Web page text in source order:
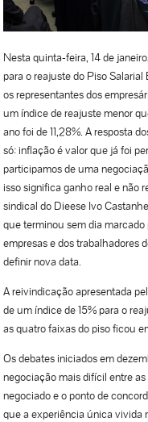
Nesta quinta-feira, 14 de
para o reajuste do Piso
os representantes dos
um índice de reajuste menor
ano foi de 11,28%. A resposta
só: inflação é valor que já foi
participamos de uma
isso significa ganho real e não
sindical do Dieese Ivo
que terminou sem dia
empresas e dos trabalhadores
definir nova data.
A reivindicação apresentada
de um índice de 15% para o
as quatro faixas do piso ficou
Os debates iniciados em
negociação mais difícil entre
negociado e o ponto de
que a experiência única vivida